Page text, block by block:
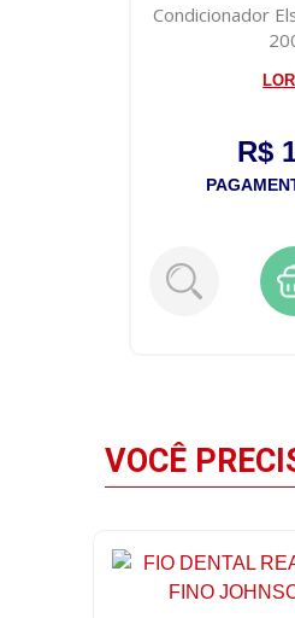
Enxaguante
Listerine
JOHNSON
R$
VOCÊ